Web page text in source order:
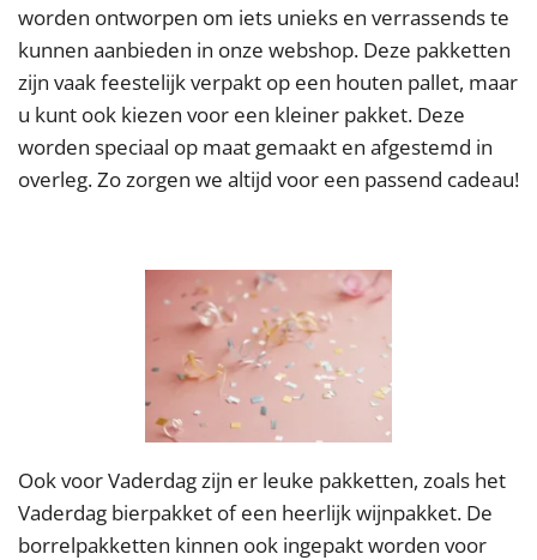
worden ontworpen om iets unieks en verrassends te
kunnen aanbieden in onze webshop. Deze pakketten
zijn vaak feestelijk verpakt op een houten pallet, maar
u kunt ook kiezen voor een kleiner pakket. Deze
worden speciaal op maat gemaakt en afgestemd in
overleg. Zo zorgen we altijd voor een passend cadeau!
Ook voor Vaderdag zijn er leuke pakketten, zoals het
Vaderdag bierpakket of een heerlijk wijnpakket. De
borrelpakketten kinnen ook ingepakt worden voor